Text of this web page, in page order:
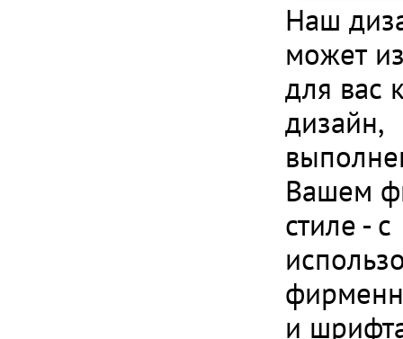
Наш
может
для вас
дизайн,
Вашем
стиле - с
и